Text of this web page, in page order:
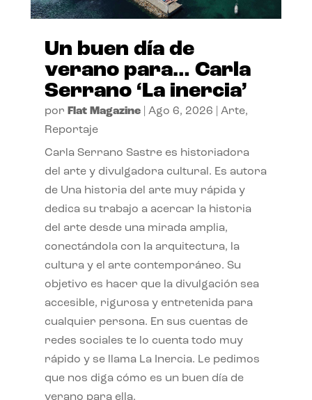
Un buen día de
verano para… Carla
Serrano ‘La inercia’
por Flat Magazine| Ago 6, 2026 Arte,
Reportaje
Carla Serrano Sastre es historiadora
del arte y divulgadora cultural. Es autora
de Una historia del arte muy rápida y
dedica su trabajo a acercar la historia
del arte desde una mirada amplia,
conectándola con la arquitectura, la
cultura y el arte contemporáneo. Su
objetivo es hacer que la divulgación sea
accesible, rigurosa y entretenida para
cualquier persona. En sus cuentas de
redes sociales te lo cuenta todo muy
rápido y se llama La Inercia. Le pedimos
que nos diga cómo es un buen día de
verano para ella.